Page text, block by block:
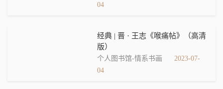
04
经典 | 晋 · 王志《喉痛帖》​（高清
版）
个人图书馆-情系书画
2023-07-
04